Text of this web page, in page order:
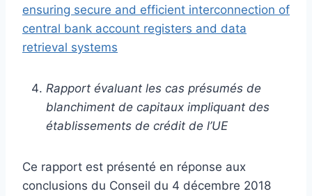
ensuring secure and efficient interconnection of
central bank account registers and data
retrieval systems
Rapport évaluant les cas présumés de
blanchiment de capitaux impliquant des
établissements de crédit de l’UE
Ce rapport est présenté en réponse aux
conclusions du Conseil du 4 décembre 2018